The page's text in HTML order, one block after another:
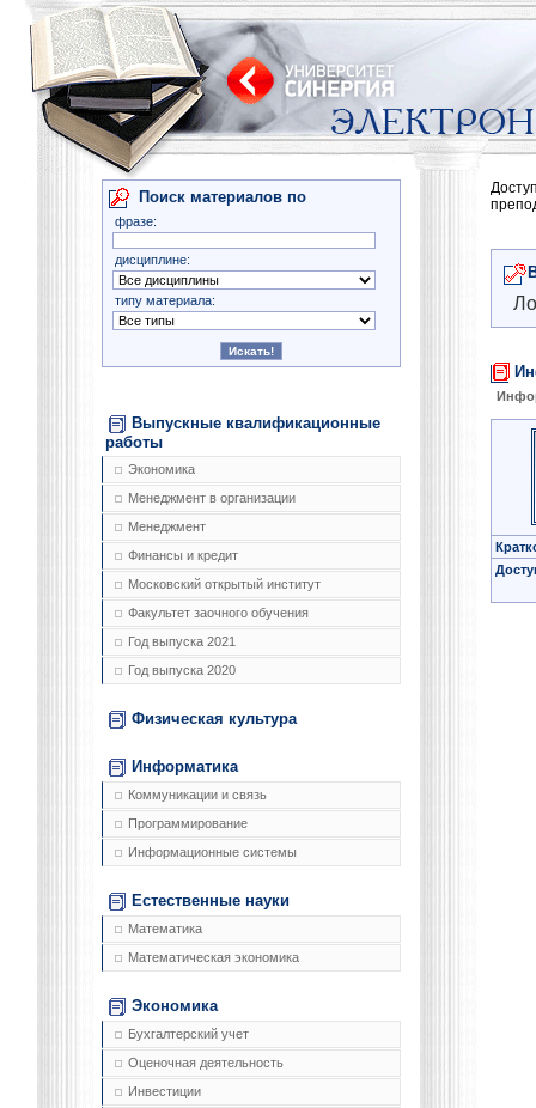
Поиск материалов по
фразе:
дисциплине:
типу материала:
Выпускные квалификационные
работы
Экономика
Менеджмент в организации
Менеджмент
Финансы и кредит
Московский открытый институт
Факультет заочного обучения
Год выпуска 2021
Год выпуска 2020
Физическая культура
Информатика
Коммуникации и связь
Программирование
Информационные системы
Естественные науки
Математика
Математическая экономика
Экономика
Бухгалтерский учет
Оценочная деятельность
Инвестиции